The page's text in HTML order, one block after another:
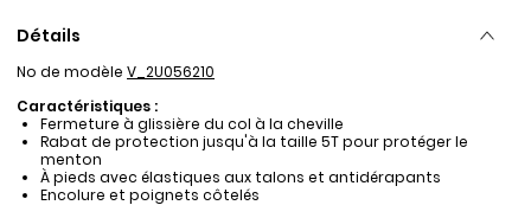
Détails
No de modèle V_2U056210
Caractéristiques :
Fermeture à glissière du col à la cheville
Rabat de protection jusqu'à la taille 5T pour protéger le
menton
À pieds avec élastiques aux talons et antidérapants
Encolure et poignets côtelés